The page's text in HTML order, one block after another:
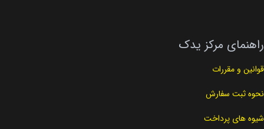
راهنمای مرکز یدک
قوانین و مقررات
نحوه ثبت سفارش
شیوه های پرداخت